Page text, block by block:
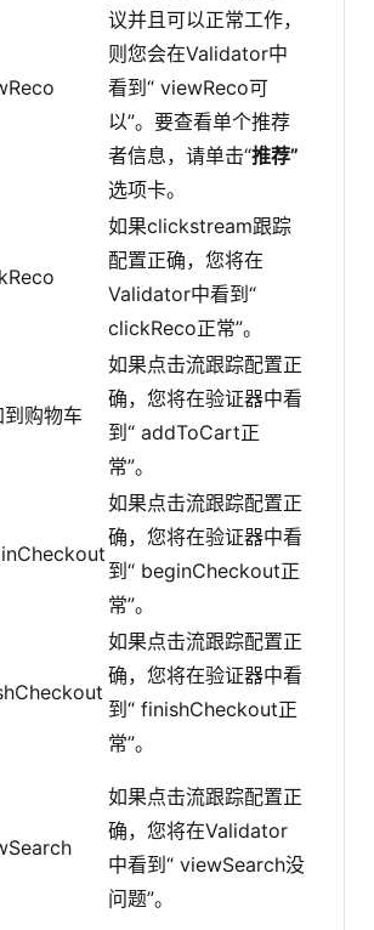
议并且可以正常工作，
则您会在Validator中
看到“ viewReco可
以”。要查看单个推荐
者信息，请单击“推荐”
选项卡。
如果clickstream跟踪
配置正确，您将在
Validator中看到“
clickReco正常”。
购物车
如果点击流跟踪配置正
确，您将在验证器中看
到“ addToCart正
常”。
如果点击流跟踪配置正
确，您将在验证器中看
到“ beginCheckout正
常”。
如果点击流跟踪配置正
确，您将在验证器中看
到“ finishCheckout正
常”。
如果点击流跟踪配置正
确，您将在Validator
中看到“ viewSearch没
问题”。